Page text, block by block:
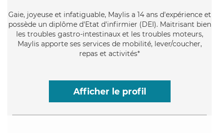
Gaie, joyeuse et infatiguable, Maylis a 14 ans d'expérience et
possède un diplôme d'Etat d'infirmier (DEI). Maitrisant bien
les troubles gastro-intestinaux et les troubles moteurs,
Maylis apporte ses services de mobilité, lever/coucher,
repas et activités*
Afficher le profil